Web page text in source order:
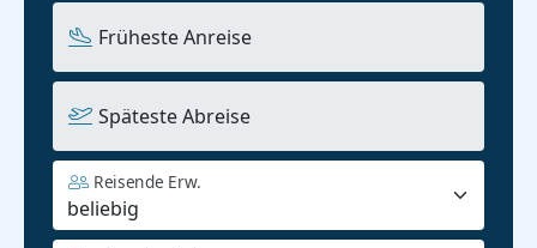
Früheste Anreise
Späteste Abreise
Reisende Erw.